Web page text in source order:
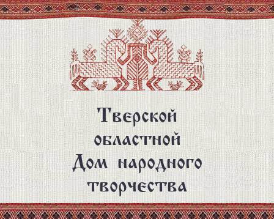
Перейти
к
основному
содержанию
Тверской
областной
Дом народного
творчества